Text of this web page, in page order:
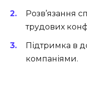
Розв’язання
трудових
Підтримка в
компаніями.